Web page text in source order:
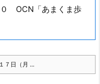
OCN「あまくま歩
７日（月 ...